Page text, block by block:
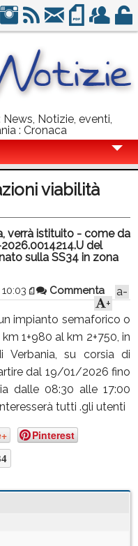
Notizie, eventi,
: Cronaca
viabilità
verrà istituito - come da
del
sulla SS34 in zona
Commenta
a-
+
impianto semaforico o
1+980 al km 2+750, in
Verbania, su corsia di
dal 19/01/2026 fino
dalle 08:30 alle 17:00
tutti .gli utenti
Pinterest